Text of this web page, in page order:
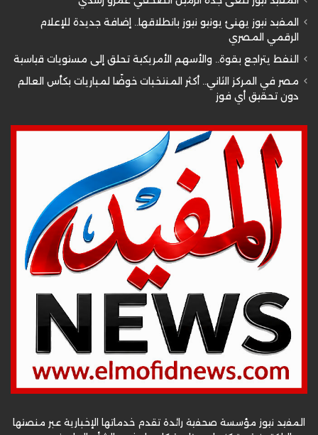
المفيد نيوز يهنئ يونيو نيوز بانطلاقها.. إضافة جديدة للإعلام
الرقمي المصري
النفط يتراجع بقوة.. والأسهم الأمريكية تحلق إلى مستويات قياسية
مصر في المركز الثاني.. أكثر المنتخبات خوضًا لمباريات بكأس العالم
دون تحقيق أي فوز
المفيد نيوز مؤسسة صحفية رائدة تقدم خدماتها الإخبارية عبر منصتها